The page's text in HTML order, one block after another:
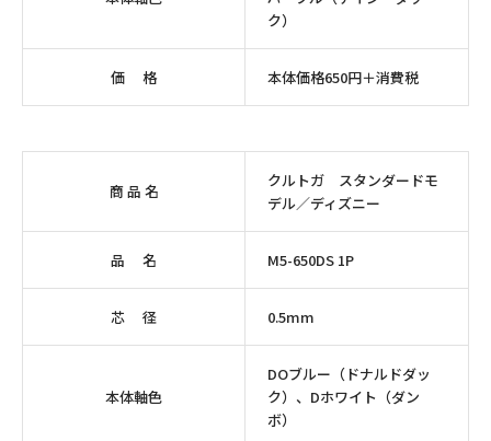
ク）
価 格 本体価格650円＋消費税
商 品 名
クルトガ スタンダードモ
デル／ディズニー
品 名 M5-650DS 1P
芯 径 0.5mm
本体軸色
DOブルー（ドナルドダッ
ク）、Dホワイト（ダン
ボ）